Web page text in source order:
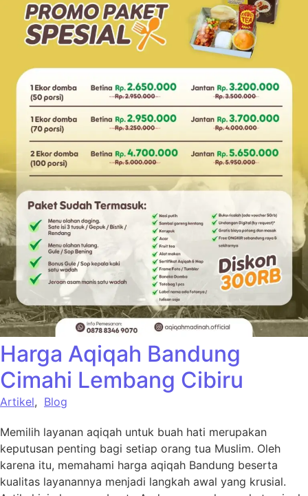
Harga Aqiqah Bandung
Cimahi Lembang Cibiru
Artikel, Blog
Memilih layanan aqiqah untuk buah hati merupakan
keputusan penting bagi setiap orang tua Muslim. Oleh
karena itu, memahami harga aqiqah Bandung beserta
kualitas layanannya menjadi langkah awal yang krusial.